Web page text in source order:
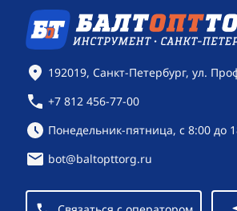
Контактная
192019, Санкт-Петербург, ул.
+7 812 456-77-00
Режим работы:
Понедельник-пятница, с 8:00 до
bot@baltopttorg.ru